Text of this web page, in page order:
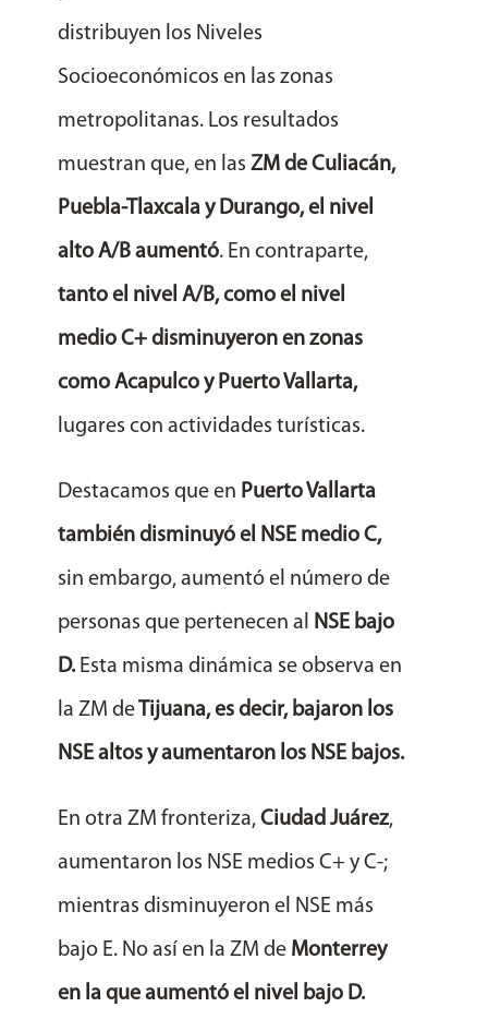
distribuyen los Niveles
Socioeconómicos en las zonas
metropolitanas. Los resultados
muestran que, en lasZM de Culiacán,
Puebla-Tlaxcala y Durango, el nivel
alto A/B aumentó. En contraparte,
tanto el nivel A/B, como el nivel
medio C+ disminuyeron en zonas
como Acapulco y Puerto Vallarta,
lugares con actividades turísticas.
Destacamos que en Puerto Vallarta
también disminuyó el NSE medio C,
sin embargo, aumentó el número de
personas que pertenecen al
NSE bajo
D.Esta misma dinámica se observa en
la ZM deTijuana, es decir, bajaron los
NSE altos y aumentaron los NSE bajos.
En otra ZM fronteriza,Ciudad Juárez,
aumentaron los NSE medios C+ y C-;
mientras disminuyeron el NSE más
bajo E. No así en la ZM de Monterrey
en la que aumentó el nivel bajo D.